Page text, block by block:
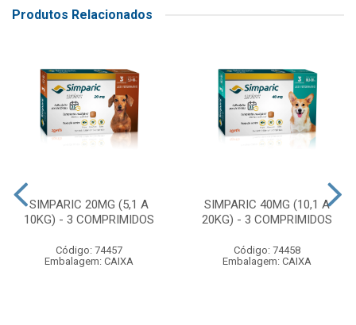
Produtos Relacionados
SIMPARIC 20MG (5,1 A
10KG) - 3 COMPRIMIDOS
Código: 74457
Embalagem: CAIXA
SIMPARIC 40MG (10,1 A
20KG) - 3 COMPRIMIDOS
Código: 74458
Embalagem: CAIXA